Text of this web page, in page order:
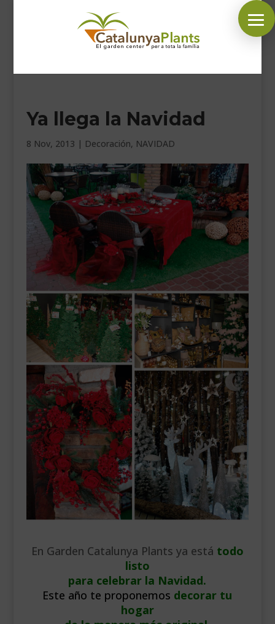
SÍGUENOS EN:
INICIO
MASCOTAS
DECORACIÓN
HORARIO GARDEN
CONTACTAR
___________________________
VEURE EN CATALÀ
Ya llega la Navidad
8 Nov, 2013 | Decoración, NAVIDAD
En Garden Catalunya Plants ya está todo
listo
para celebrar la Navidad.
Este año te proponemos decorar tu
hogar